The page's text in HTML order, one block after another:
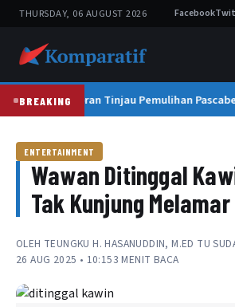
THURSDAY, 06 AUGUST 2026 Facebook
BREAKING
Wapres Gibran Tinjau Pemulihan
ENTERTAINMENT
Wawan Ditinggal
Tak Kunjung
OLEH TEUNGKU H. HASANUDDIN, M.ED TU
26 AUG 2025 • 10:153 MENIT BACA